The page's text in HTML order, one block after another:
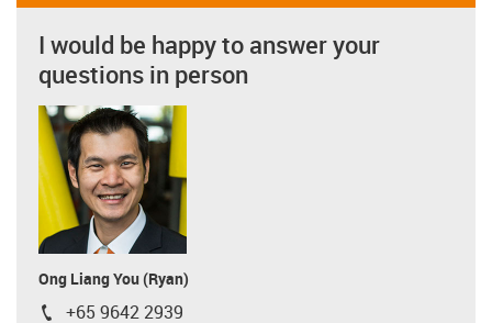
I would be happy to answer your
questions in person
Ong Liang You (Ryan)
igus-icon-phone
+65 9642 2939